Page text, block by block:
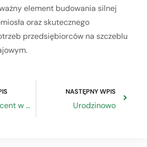
element budowania silnej
oraz skutecznego
przedsiębiorców na szczeblu
Duchowy akcent w rzemiośle
NASTĘPNY WPIS
Urodzinowo